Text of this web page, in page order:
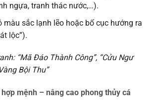
ngựa, tranh thác nước,…).
màu sắc lạnh lẽo hoặc bố cục hướng ra
lộc”).
“Mã Đáo Thành Công”, “Cửu Ngư
Bội Thu”
mệnh – nâng cao phong thủy cá